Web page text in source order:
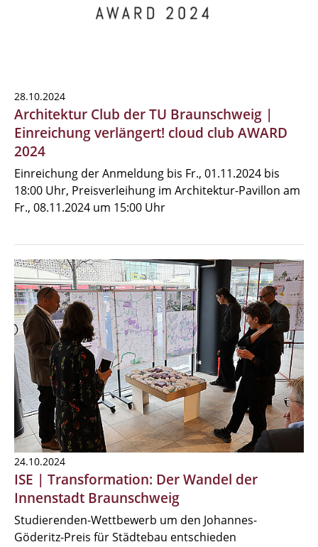
28.10.2024
Architektur Club der TU Braunschweig |
Einreichung verlängert! cloud club AWARD
2024
Einreichung der Anmeldung bis Fr., 01.11.2024 bis
18:00 Uhr, Preisverleihung im Architektur-Pavillon am
Fr., 08.11.2024 um 15:00 Uhr
24.10.2024
ISE | Transformation: Der Wandel der
Innenstadt Braunschweig
Studierenden-Wettbewerb um den Johannes-
Göderitz-Preis für Städtebau entschieden